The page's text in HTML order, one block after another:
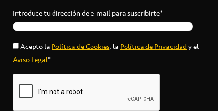
Introduce tu dirección de e-mail para suscribirte*
Acepto laPolítica de Cookies, laPolítica de Privacidady el
Aviso Legal*